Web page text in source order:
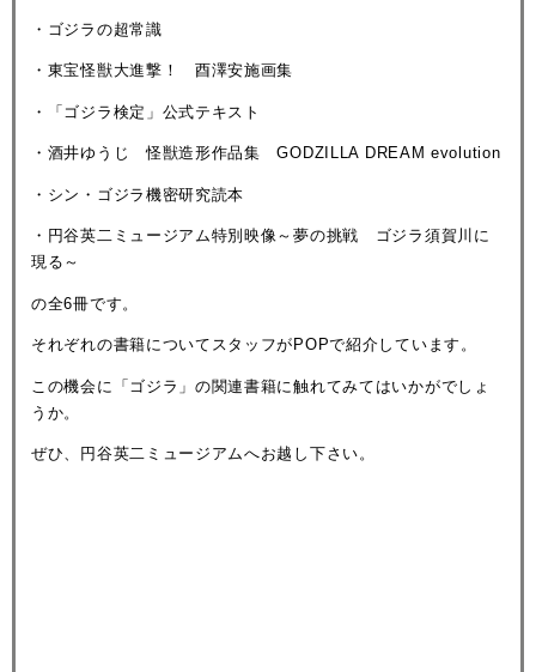
・ゴジラの超常識
・東宝怪獣大進撃！ 酉澤安施画集
・「ゴジラ検定」公式テキスト
・酒井ゆうじ 怪獣造形作品集 GODZILLA DREAM evolution
・シン・ゴジラ機密研究読本
・円谷英二ミュージアム特別映像～夢の挑戦 ゴジラ須賀川に
現る～
の全6冊です。
それぞれの書籍についてスタッフがPOPで紹介しています。
この機会に「ゴジラ」の関連書籍に触れてみてはいかがでしょ
うか。
ぜひ、円谷英二ミュージアムへお越し下さい。